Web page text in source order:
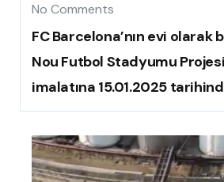
No Comments
FC Barcelona’nın evi olarak
Nou Futbol Stadyumu
imalatına 15.01.2025